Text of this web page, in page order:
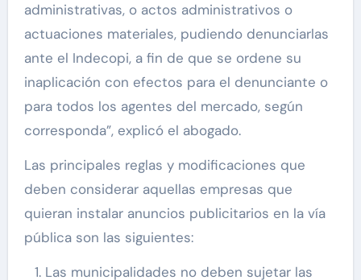
administrativas, o actos administrativos o
actuaciones materiales, pudiendo denunciarlas
ante el Indecopi, a fin de que se ordene su
inaplicación con efectos para el denunciante o
para todos los agentes del mercado, según
corresponda”, explicó el abogado.
Las principales reglas y modificaciones que
deben considerar aquellas empresas que
quieran instalar anuncios publicitarios en la vía
pública son las siguientes:
Las municipalidades no deben sujetar las